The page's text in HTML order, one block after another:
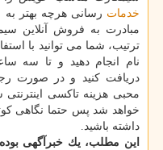
خدمات رسانی هرچه بهتر به
مبادرت به فروش آنلاین
ترتیب، شما می توانید با
نام انجام دهید و تا سه
دریافت كنید و در صورت
محبی هزینه تاكسی
داشته باشید.
این مطلب، یك خبرآگهی